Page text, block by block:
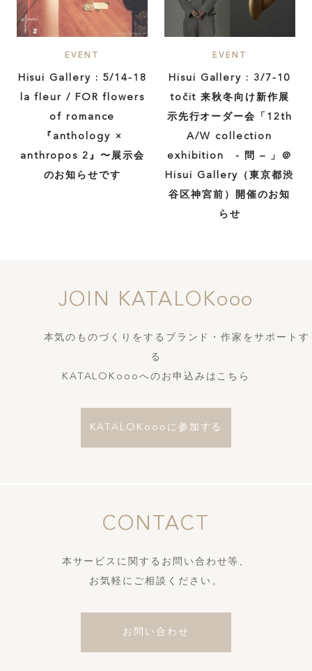
EVENT
Hisui Gallery : 5/14-18
la fleur / FOR flowers
of romance
『anthology ×
anthropos 2』〜展示会
のお知らせです
EVENT
Hisui Gallery : 3/7-10
točit 来秋冬向け新作展
示先行オーダー会「12th
A/W collection
exhibition - 問 – 」＠
Hisui Gallery（東京都渋
谷区神宮前）開催のお知
らせ
JOIN KATALOKooo
本気のものづくりをするブランド・作家をサポートす
る
KATALOKoooへのお申込みはこちら
KATALOKoooに参加する
CONTACT
本サービスに関するお問い合わせ等、
お気軽にご相談ください。
お問い合わせ